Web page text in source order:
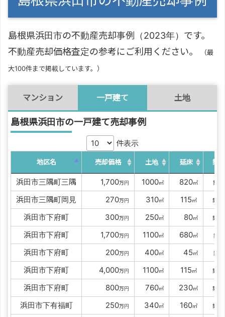
島根県浜田市の不動産売却事例（2023年）です。
不動産売却価格査定の参考にご利用ください。
（最
大100件まで掲載しています。）
マンション 一戸建て 土地
島根県浜田市の一戸建て売却事例
件表示
地区名 売却価格 土地 延床 築
浜田市三隅町三隅 1,700万円 1000㎡ 820㎡ 築
浜田市三隅町岡見
270万円 310㎡ 115㎡ 築
浜田市下府町
300万円 250㎡ 80㎡ 築
浜田市下府町
1,700万円 1100㎡ 680㎡ 築
浜田市下府町
200万円 400㎡ 45㎡ 築
浜田市下府町
4,000万円 1100㎡ 115㎡ 築
浜田市下府町
800万円 760㎡ 230㎡ 築
浜田市下有福町
250万円 340㎡ 160㎡ 築